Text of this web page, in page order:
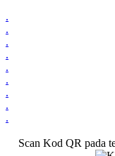
.
.
.
.
.
.
.
.
.
Scan Kod QR pada